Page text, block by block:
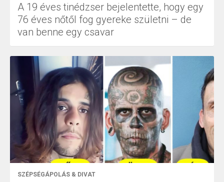
A 19 éves tinédzser bejelentette, hogy egy
76 éves nőtől fog gyereke születni – de
van benne egy csavar
SZÉPSÉGÁPOLÁS & DIVAT